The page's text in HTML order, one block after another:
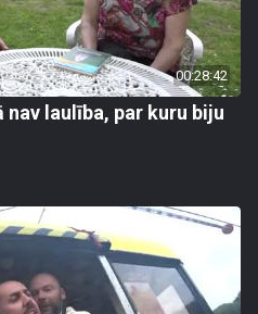
00:28:42
laulība, par kuru biju